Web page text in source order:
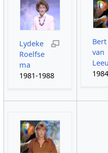
Lydeke
Roelfse
ma
1981-1988
Bert
van